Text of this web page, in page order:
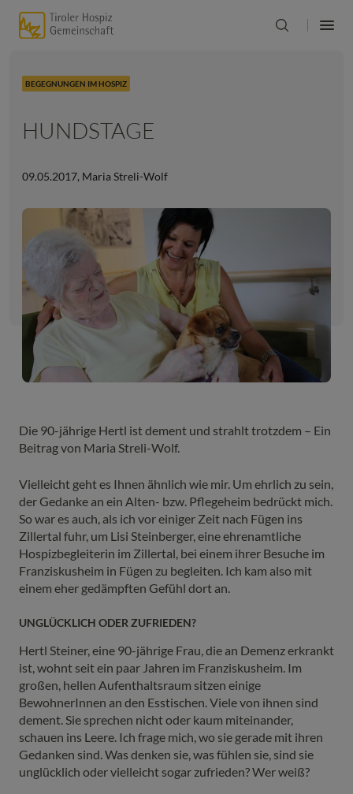
BEGEGNUNGEN IM HOSPIZ
HUNDSTAGE
09.05.2017, Maria Streli-Wolf
Die 90-jährige Hertl ist dement und strahlt trotzdem – Ein
Beitrag von Maria Streli-Wolf.
Vielleicht geht es Ihnen ähnlich wie mir. Um ehrlich zu sein,
der Gedanke an ein Alten- bzw. Pflegeheim bedrückt mich.
So war es auch, als ich vor einiger Zeit nach Fügen ins
Zillertal fuhr, um Lisi Steinberger, eine ehrenamtliche
Hospizbegleiterin im Zillertal, bei einem ihrer Besuche im
Franziskusheim in Fügen zu begleiten. Ich kam also mit
einem eher gedämpften Gefühl dort an.
UNGLÜCKLICH ODER ZUFRIEDEN?
Hertl Steiner, eine 90-jährige Frau, die an Demenz erkrankt
ist, wohnt seit ein paar Jahren im Franziskusheim. Im
großen, hellen Aufenthaltsraum sitzen einige
BewohnerInnen an den Esstischen. Viele von ihnen sind
dement. Sie sprechen nicht oder kaum miteinander,
schauen ins Leere. Ich frage mich, wo sie gerade mit ihren
Gedanken sind. Was denken sie, was fühlen sie, sind sie
unglücklich oder vielleicht sogar zufrieden? Wer weiß?